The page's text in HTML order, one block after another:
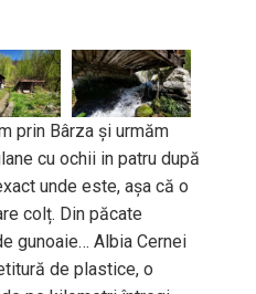
prin Bârza și urmăm
cu ochii in patru după
unde este, așa că o
colț. Din păcate
gunoaie… Albia Cernei
de plastice, o